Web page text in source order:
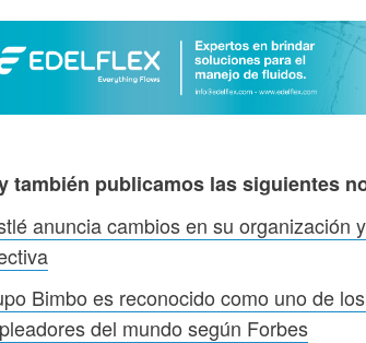
también publicamos las siguientes
anuncia cambios en su organización
Bimbo es reconocido como uno de
del mundo según Forbes